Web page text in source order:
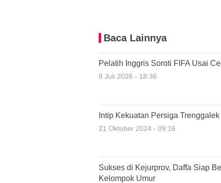
Baca Lainnya
Pelatih Inggris Soroti FIFA Usai
8 Juli 2026 - 18:36
Intip Kekuatan Persiga
21 Oktober 2024 - 09:16
Sukses di Kejurprov, Daffa Siap
Kelompok Umur